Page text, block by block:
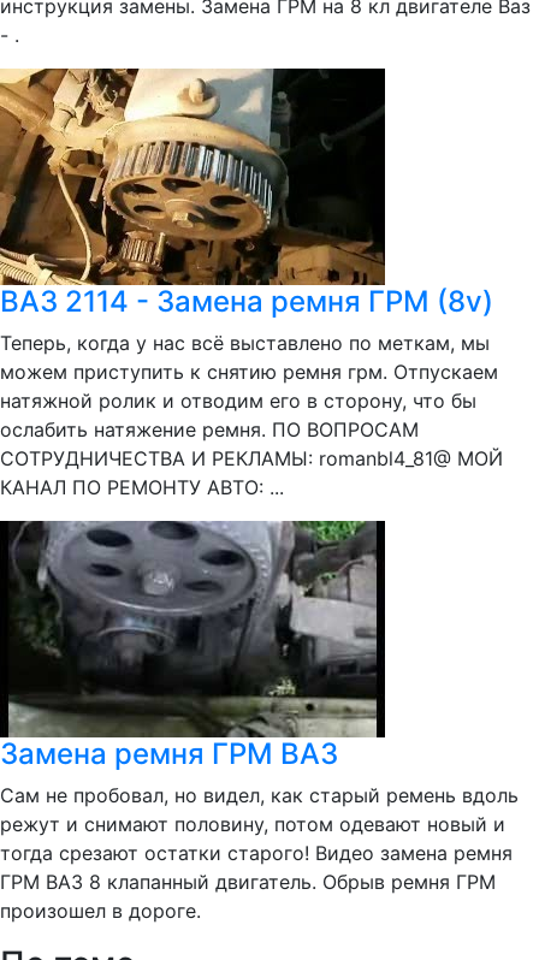
инструкция замены. Замена ГРМ на 8 кл двигателе Ваз
- .
ВАЗ 2114 - Замена ремня ГРМ (8v)
Теперь, когда у нас всё выставлено по меткам, мы
можем приступить к снятию ремня грм. Отпускаем
натяжной ролик и отводим его в сторону, что бы
ослабить натяжение ремня. ПО ВОПРОСАМ
СОТРУДНИЧЕСТВА И РЕКЛАМЫ: romanbl4_81@ МОЙ
КАНАЛ ПО РЕМОНТУ АВТО: ...
Замена ремня ГРМ ВАЗ
Сам не пробовал, но видел, как старый ремень вдоль
режут и снимают половину, потом одевают новый и
тогда срезают остатки старого! Видео замена ремня
ГРМ ВАЗ 8 клапанный двигатель. Обрыв ремня ГРМ
произошел в дороге.